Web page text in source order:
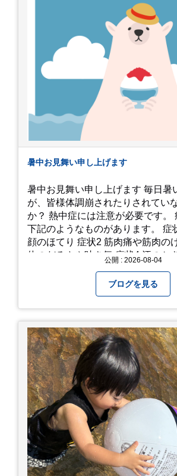
暑中お見舞い申し上げます
暑中お見舞い申し上げます 毎日暑
が、皆様体調崩されたりされてい
か？ 熱中症には注意が必要です。 症状としては
下記のようなものがあります。 症状１ めまいや
顔のほてり 症状2 筋肉痛や筋肉の
体のだるさや吐き気 症状4 汗のか
に反応しない、まっすぐ歩けない
に医療機関へ相談、または救急車
□涼しい場所へ移動しましょう □
体を冷やして体温を下げましょう
補給しましょう 一番大切な命を守って、夏を乗り
切りましょう！
公開 : 2026-08-04
ブログを見る